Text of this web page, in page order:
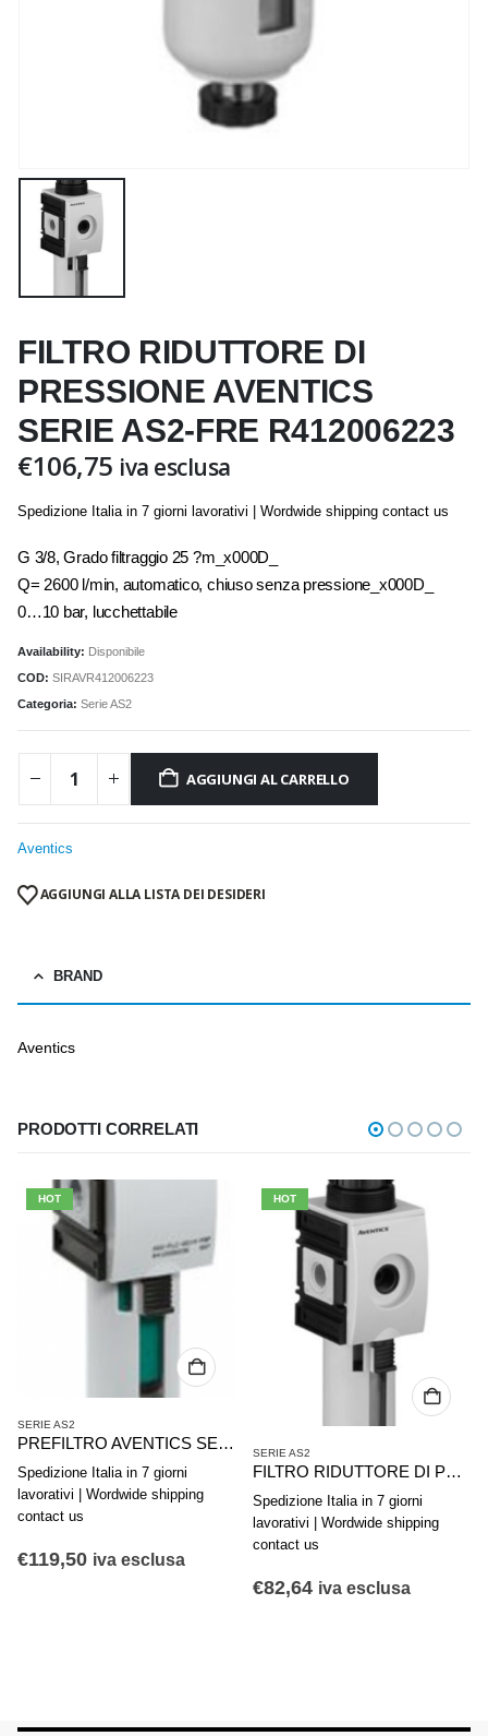
FILTRO RIDUTTORE DI
PRESSIONE AVENTICS
SERIE AS2-FRE R412006223
€106,75 iva esclusa
Spedizione Italia in 7 giorni lavorativi | Wordwide shipping contact us
G 3/8, Grado filtraggio 25 ?m_x000D_
Q= 2600 l/min, automatico, chiuso senza pressione_x000D_
0…10 bar, lucchettabile
Availability: Disponibile
COD: SIRAVR412006223
Categoria: Serie AS2
AGGIUNGI AL CARRELLO
Aventics
AGGIUNGI ALLA LISTA DEI DESIDERI
BRAND
Aventics
PRODOTTI CORRELATI
HOT
SERIE AS2
PREFILTRO AVENTICS SERIE AS2-FLP R412006019
Spedizione Italia in 7 giorni
lavorativi | Wordwide shipping
contact us
€119,50 iva esclusa
HOT
SERIE AS2
FILTRO RIDUTTORE DI PRESSIONE AVENTICS SERIE AS2-FLS R412006011
Spedizione Italia in 7 giorni
lavorativi | Wordwide shipping
contact us
€82,64 iva esclusa